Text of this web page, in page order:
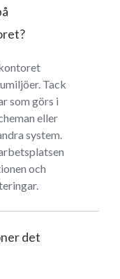
Tack
som görs i
eller
system.
och
det